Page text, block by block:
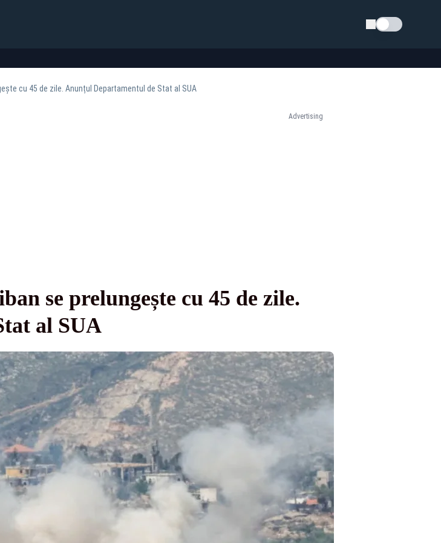
Schimba tema
cu 45 de zile. Anunțul Departamentul de Stat al SUA
Advertising
se prelungește cu 45 de zile.
al SUA